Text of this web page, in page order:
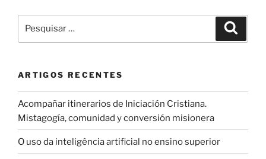
por:
ARTIGOS RECENTES
Acompañar itinerarios de Iniciación Cristiana.
Mistagogía, comunidad y conversión misionera
O uso da inteligência artificial no ensino superior